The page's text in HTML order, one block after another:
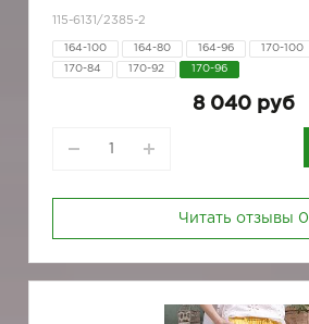
115-6131/2385-2
164-100 164-80 164-96 170-100
170-84 170-92 170-96
8 040 руб
Читать отзывы 0